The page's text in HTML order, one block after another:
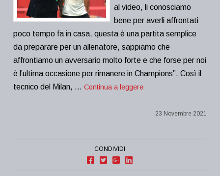
al video, li conosciamo
bene per averli affrontati
poco tempo fa in casa, questa è una partita semplice
da preparare per un allenatore, sappiamo che
affrontiamo un avversario molto forte e che forse per noi
è l’ultima occasione per rimanere in Champions”. Così il
tecnico del Milan, … Continua a leggere
23 Novembre 2021
CONDIVIDI